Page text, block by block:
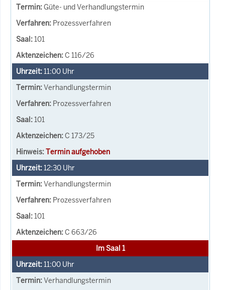
Güte- und Verhandlungstermin
Prozessverfahren
101
C 116/26
11:00 Uhr
Verhandlungstermin
Prozessverfahren
101
C 173/25
Termin aufgehoben
12:30 Uhr
Verhandlungstermin
Prozessverfahren
101
C 663/26
Im Saal 1
11:00 Uhr
Verhandlungstermin